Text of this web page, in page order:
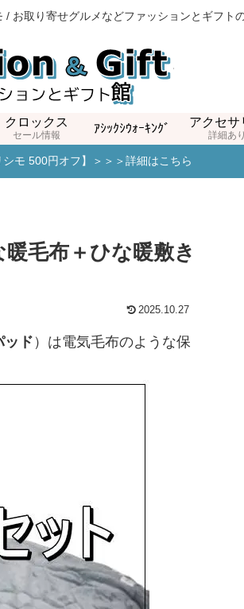
取り寄せグルメなどファッションとギフト
クロックス
セール情報
ｱｼｯｸｼｳｫｰｷﾝｸﾞ
アクセサ
詳細あり
シモ 500円オフ】＞＞＞詳細はこちら
毛布＋ひな暖敷き
2025.10.27
ッド ）は電気毛布のような保